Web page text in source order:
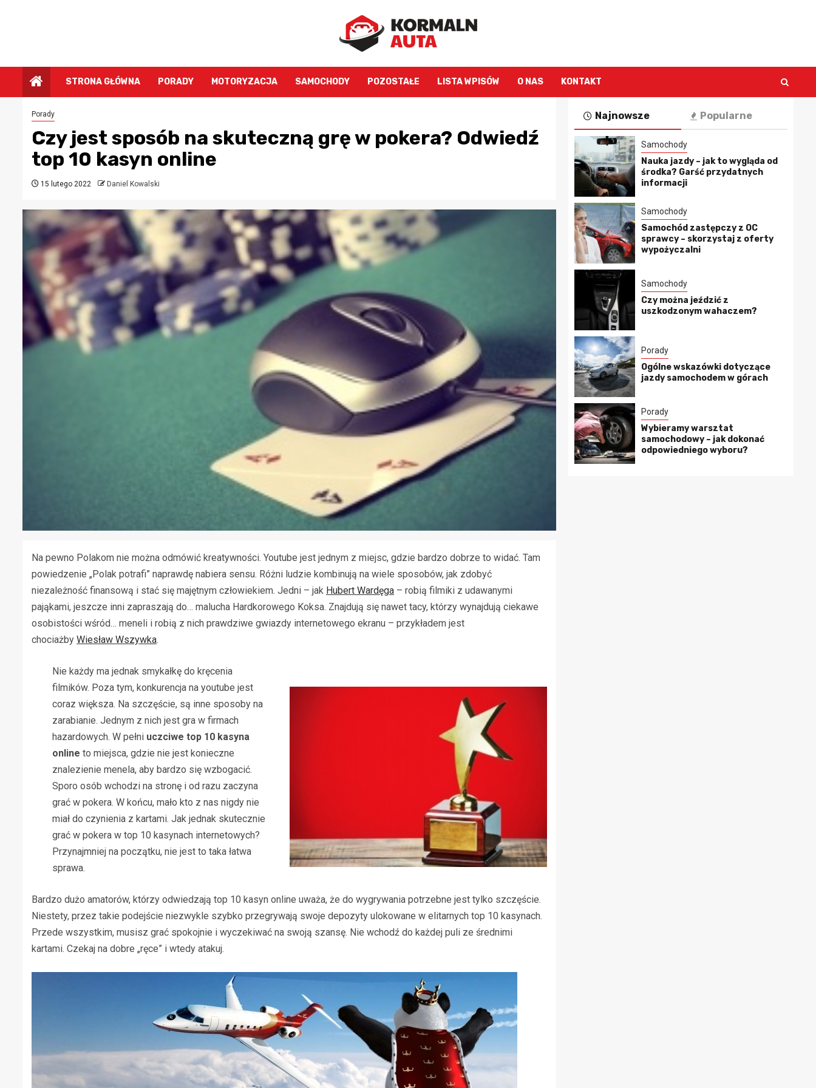
STRONA GŁÓWNA PORADY MOTORYZACJA SAMOCHODY POZOSTAŁE LISTA WPISÓW O NAS KONTAKT
Porady
Czy jest sposób na skuteczną grę w pokera? Odwiedź
top 10 kasyn online
15 lutego 2022 Daniel Kowalski
Na pewno Polakom nie można odmówić kreatywności. Youtube jest jednym z miejsc, gdzie bardzo dobrze to widać. Tam
powiedzenie „Polak potrafi” naprawdę nabiera sensu. Różni ludzie kombinują na wiele sposobów, jak zdobyć
niezależność finansową i stać się majętnym człowiekiem. Jedni – jak Hubert Wardęga – robią filmiki z udawanymi
pająkami, jeszcze inni zapraszają do… malucha Hardkorowego Koksa. Znajdują się nawet tacy, którzy wynajdują ciekawe
osobistości wśród… meneli i robią z nich prawdziwe gwiazdy internetowego ekranu – przykładem jest
chociażby Wiesław Wszywka.
Nie każdy ma jednak smykałkę do kręcenia
filmików. Poza tym, konkurencja na youtube jest
coraz większa. Na szczęście, są inne sposoby na
zarabianie. Jednym z nich jest gra w firmach
hazardowych. W pełni uczciwe top 10 kasyna
online to miejsca, gdzie nie jest konieczne
znalezienie menela, aby bardzo się wzbogacić.
Sporo osób wchodzi na stronę i od razu zaczyna
grać w pokera. W końcu, mało kto z nas nigdy nie
miał do czynienia z kartami. Jak jednak skutecznie
grać w pokera w top 10 kasynach internetowych?
Przynajmniej na początku, nie jest to taka łatwa
sprawa.
Bardzo dużo amatorów, którzy odwiedzają top 10 kasyn online uważa, że do wygrywania potrzebne jest tylko szczęście.
Niestety, przez takie podejście niezwykle szybko przegrywają swoje depozyty ulokowane w elitarnych top 10 kasynach.
Przede wszystkim, musisz grać spokojnie i wyczekiwać na swoją szansę. Nie wchodź do każdej puli ze średnimi
kartami. Czekaj na dobre „ręce” i wtedy atakuj.
Najnowsze Popularne
Samochody
Nauka jazdy – jak to wygląda od
środka? Garść przydatnych
informacji
Samochody
Samochód zastępczy z OC
sprawcy – skorzystaj z oferty
wypożyczalni
Samochody
Czy można jeździć z
uszkodzonym wahaczem?
Porady
Ogólne wskazówki dotyczące
jazdy samochodem w górach
Porady
Wybieramy warsztat
samochodowy – jak dokonać
odpowiedniego wyboru?